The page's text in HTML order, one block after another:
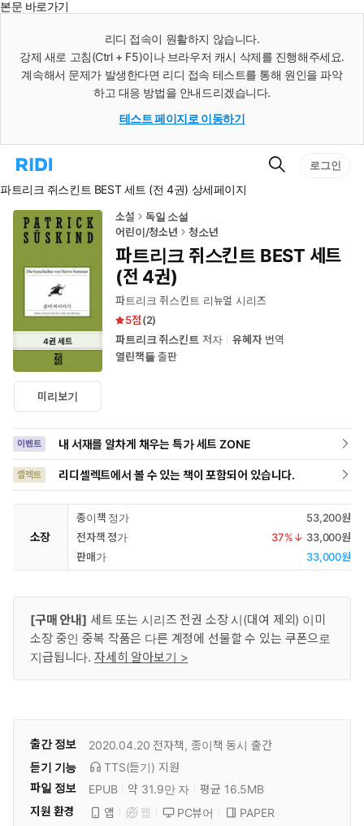
본문 바로가기
리디 접속이 원활하지 않습니다.
강제 새로 고침(Ctrl + F5)이나 브라우저 캐시 삭제를 진행해주세요.
계속해서 문제가 발생한다면 리디 접속 테스트를 통해 원인을 파악
하고 대응 방법을 안내드리겠습니다.
테스트 페이지로 이동하기
리
홈
로
이
동
검
로그인
파트리크 쥐스킨트 BEST 세트 (전 4권) 상세페이지
4권 세트
미리보기
소설
독일 소설
어린이/청소년
청소년
파트리크 쥐스킨트 BEST 세트
(전 4권)
파트리크 쥐스킨트 리뉴얼 시리즈
5
(2)
파트리크 쥐스킨트 저자 유혜자번역
열린책들출판
이벤트 내 서재를 알차게 채우는 특가 세트 ZONE
셀렉트 리디셀렉트에서 볼 수 있는 책이 포함되어 있습니다.
소장
종이책 정가
53,200원
전자책 정가
37%↓ 33,000원
판매가
33,000원
[구매 안내] 세트 또는 시리즈 전권 소장 시(대여 제외) 이미
소장 중인 중복 작품은 다른 계정에 선물할 수 있는 쿠폰으로
지급됩니다. 자세히 알아보기 >
출간 정보 2020.04.20 전자책, 종이책 동시 출간
듣기 기능
TTS(듣기) 지원
파일 정보
EPUB 약 31.9만 자
평균 16.5MB
지원 환경
앱 웹 PC뷰어
PAPER